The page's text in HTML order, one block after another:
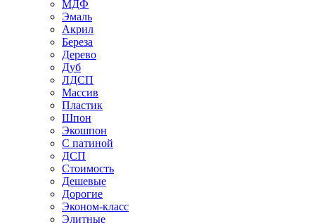
МДФ
Эмаль
Акрил
Береза
Дерево
Дуб
ЛДСП
Массив
Пластик
Шпон
Экошпон
С патиной
ДСП
Стоимость
Дешевые
Дорогие
Эконом-класс
Элитные